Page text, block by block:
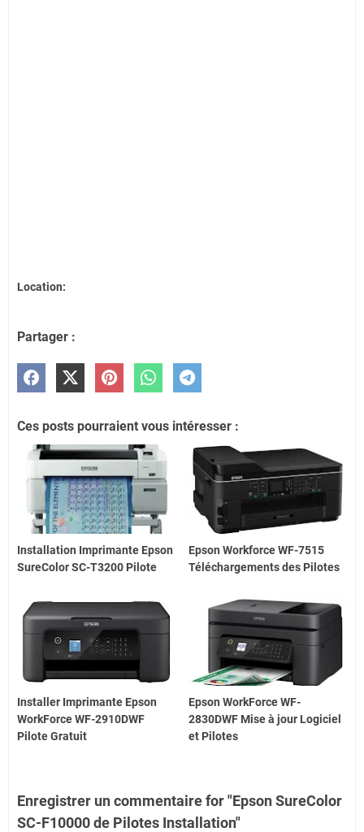
Location:
Partager :
Ces posts pourraient vous intéresser :
Installation Imprimante Epson
SureColor SC-T3200 Pilote
Epson Workforce WF-7515
Téléchargements des Pilotes
Installer Imprimante Epson
WorkForce WF-2910DWF
Pilote Gratuit
Epson WorkForce WF-
2830DWF Mise à jour Logiciel
et Pilotes
Enregistrer un commentaire for "Epson SureColor
SC-F10000 de Pilotes Installation"